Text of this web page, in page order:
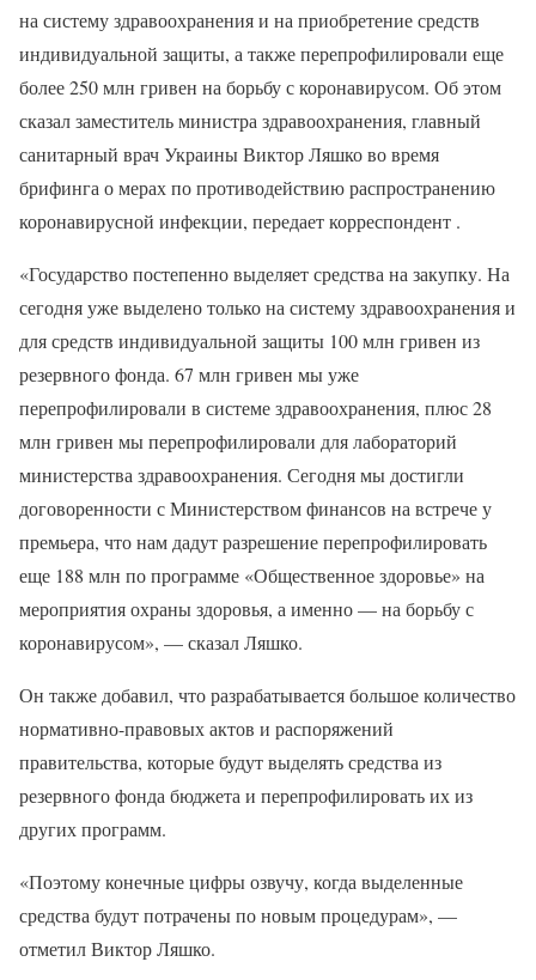
на систему здравоохранения и на приобретение средств
индивидуальной защиты, а также перепрофилировали еще
более 250 млн гривен на борьбу с коронавирусом. Об этом
сказал заместитель министра здравоохранения, главный
санитарный врач Украины Виктор Ляшко во время
брифинга о мерах по противодействию распространению
коронавирусной инфекции, передает корреспондент .
«Государство постепенно выделяет средства на закупку. На
сегодня уже выделено только на систему здравоохранения и
для средств индивидуальной защиты 100 млн гривен из
резервного фонда. 67 млн гривен мы уже
перепрофилировали в системе здравоохранения, плюс 28
млн гривен мы перепрофилировали для лабораторий
министерства здравоохранения. Сегодня мы достигли
договоренности с Министерством финансов на встрече у
премьера, что нам дадут разрешение перепрофилировать
еще 188 млн по программе «Общественное здоровье» на
мероприятия охраны здоровья, а именно — на борьбу с
коронавирусом», — сказал Ляшко.
Он также добавил, что разрабатывается большое количество
нормативно-правовых актов и распоряжений
правительства, которые будут выделять средства из
резервного фонда бюджета и перепрофилировать их из
других программ.
«Поэтому конечные цифры озвучу, когда выделенные
средства будут потрачены по новым процедурам», —
отметил Виктор Ляшко.